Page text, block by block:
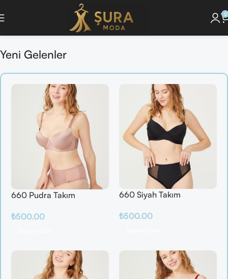
0
Keşfet ] 🔘 [Pijama Takımlarını İncele ] 🔘 [ Saç Bakım
Yeni Gelenler
660 Pudra Takım
₺500.00
660 Siyah Takım
₺500.00